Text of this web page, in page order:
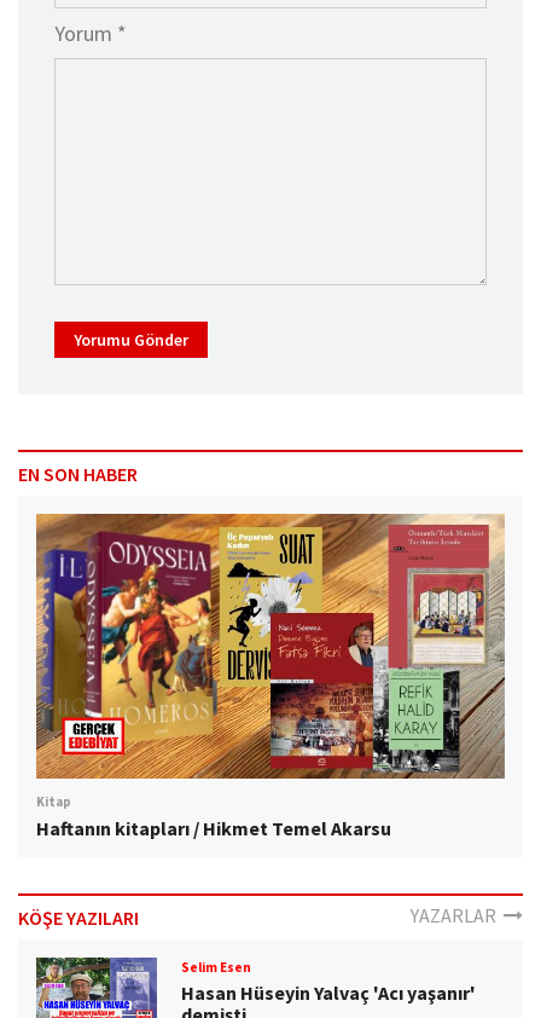
Yorum *
Yorumu Gönder
EN SON HABER
Kitap
Haftanın kitapları / Hikmet Temel Akarsu
KÖŞE YAZILARI YAZARLAR
Selim Esen
Hasan Hüseyin Yalvaç 'Acı yaşanır'